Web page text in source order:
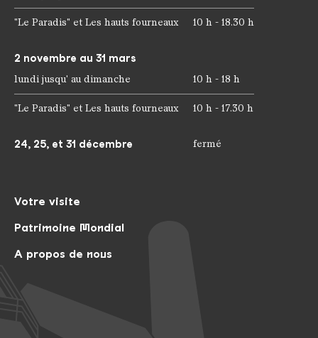
Votre visite
Patrimoine Mondial
A propos de nous
"Le Paradis" et Les hauts fourneaux 10 h - 18.30 h
2 novembre au 31 mars
lundi jusqu' au dimanche 10 h - 18 h
"Le Paradis" et Les hauts fourneaux 10 h - 17.30 h
24, 25, et 31 décembre fermé